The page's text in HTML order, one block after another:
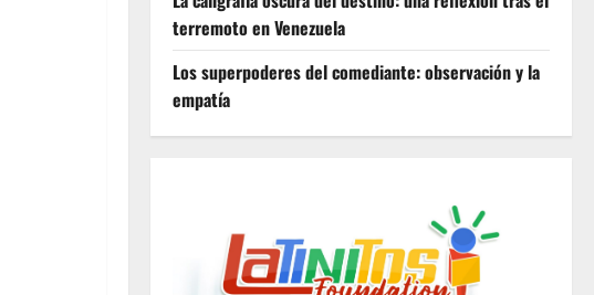
terremoto en Venezuela
Los superpoderes del comediante: observación y la
empatía